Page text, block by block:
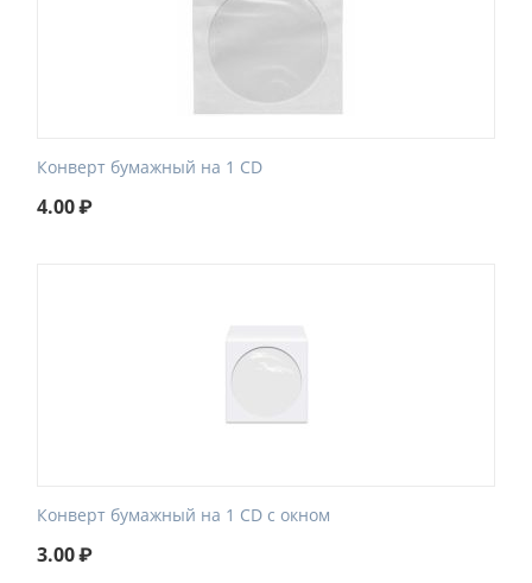
Конверт бумажный на 1 CD
4.00₽
Конверт бумажный на 1 CD с окном
3.00₽